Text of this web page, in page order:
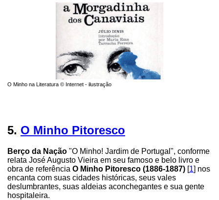
O Minho na Literatura © Internet - ilustração
5. O Minho Pitoresco
Berço da Nação "O Minho! Jardim de Portugal", conforme
relata José Augusto Vieira em seu famoso e belo livro e
obra de referência O Minho Pitoresco (1886-1887) [1] nos
encanta com suas cidades históricas, seus vales
deslumbrantes, suas aldeias aconchegantes e sua gente
hospitaleira.